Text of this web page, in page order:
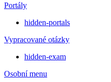
Portály
hidden-portals
Vypracované otázky
hidden-exam
Osobní menu